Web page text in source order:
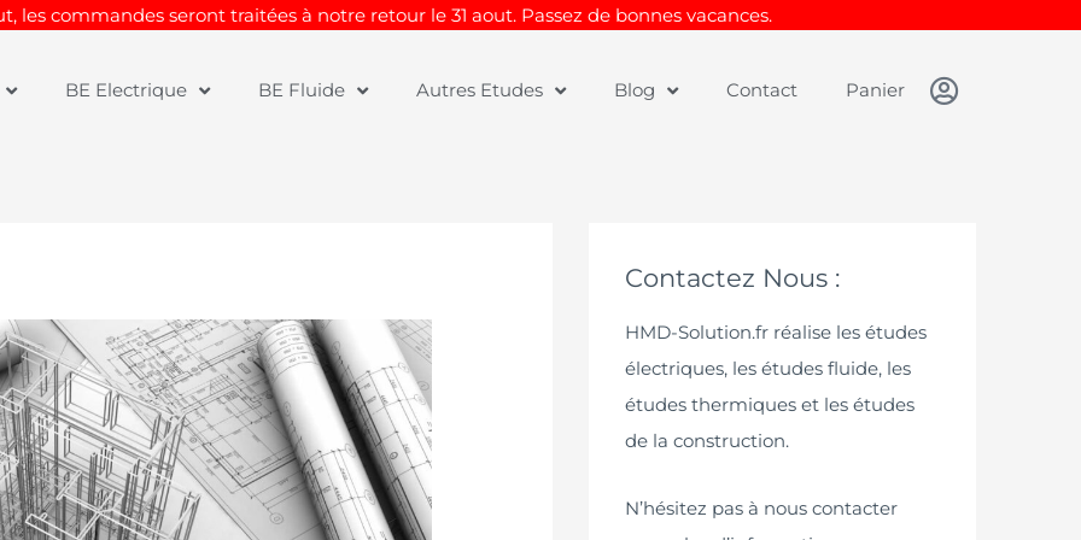
les commandes seront traitées à notre retour le 31 aout. Passez de bonnes vacances.
BE Electrique BE Fluide Autres Etudes Blog Contact Panier
Contactez Nous :
HMD-Solution.fr réalise les études
électriques, les études fluide, les
études thermiques et les études
de la construction.
N’hésitez pas à nous contacter